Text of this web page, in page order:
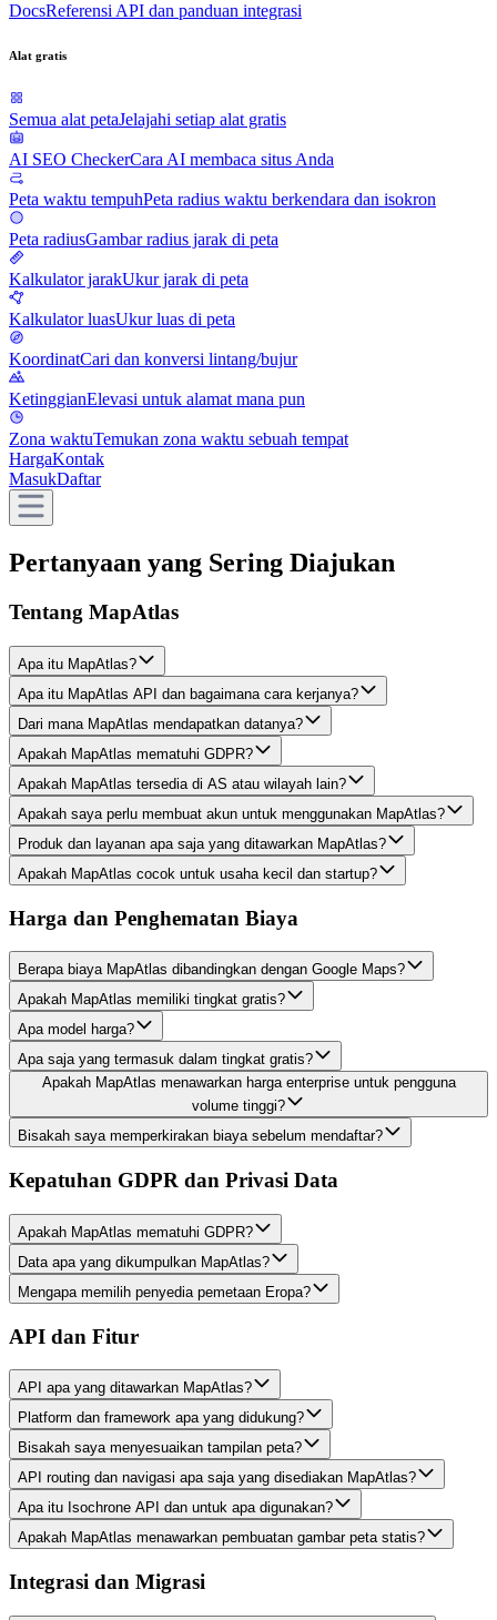
DocsReferensi API dan panduan integrasi
Alat gratis
Semua alat petaJelajahi setiap alat gratis
AI SEO CheckerCara AI membaca situs Anda
Peta waktu tempuhPeta radius waktu berkendara dan isokron
Peta radiusGambar radius jarak di peta
Kalkulator jarakUkur jarak di peta
Kalkulator luasUkur luas di peta
KoordinatCari dan konversi lintang/bujur
KetinggianElevasi untuk alamat mana pun
Zona waktuTemukan zona waktu sebuah tempat
HargaKontak
MasukDaftar
Pertanyaan yang Sering Diajukan
Tentang MapAtlas
Apa itu MapAtlas?
Apa itu MapAtlas API dan bagaimana cara kerjanya?
Dari mana MapAtlas mendapatkan datanya?
Apakah MapAtlas mematuhi GDPR?
Apakah MapAtlas tersedia di AS atau wilayah lain?
Apakah saya perlu membuat akun untuk menggunakan MapAtlas?
Produk dan layanan apa saja yang ditawarkan MapAtlas?
Apakah MapAtlas cocok untuk usaha kecil dan startup?
Harga dan Penghematan Biaya
Berapa biaya MapAtlas dibandingkan dengan Google Maps?
Apakah MapAtlas memiliki tingkat gratis?
Apa model harga?
Apa saja yang termasuk dalam tingkat gratis?
Apakah MapAtlas menawarkan harga enterprise untuk pengguna
volume tinggi?
Bisakah saya memperkirakan biaya sebelum mendaftar?
Kepatuhan GDPR dan Privasi Data
Apakah MapAtlas mematuhi GDPR?
Data apa yang dikumpulkan MapAtlas?
Mengapa memilih penyedia pemetaan Eropa?
API dan Fitur
API apa yang ditawarkan MapAtlas?
Platform dan framework apa yang didukung?
Bisakah saya menyesuaikan tampilan peta?
API routing dan navigasi apa saja yang disediakan MapAtlas?
Apa itu Isochrone API dan untuk apa digunakan?
Apakah MapAtlas menawarkan pembuatan gambar peta statis?
Integrasi dan Migrasi